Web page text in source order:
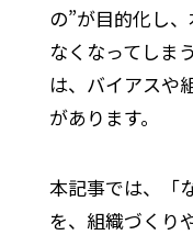
の”が目的化し
なくなってしま
は、バイアスや
があります。
本記事では、「
を、組織づくり